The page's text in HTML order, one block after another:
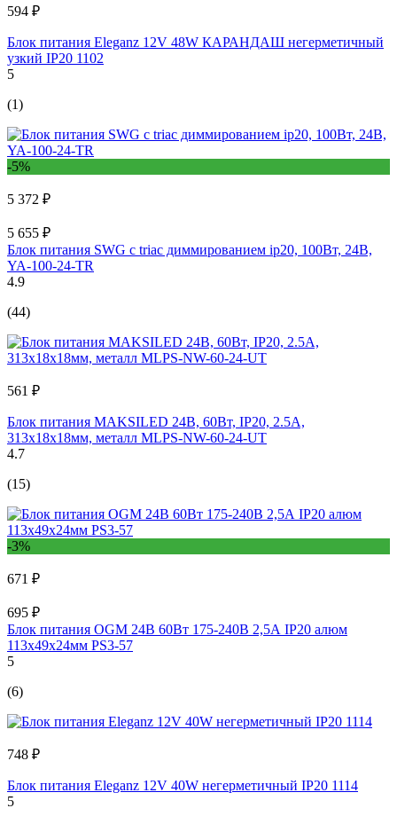
594 ₽
Блок питания Eleganz 12V 48W КАРАНДАШ негерметичный
узкий IP20 1102
5
(1)
-5%
5 372 ₽
5 655 ₽
Блок питания SWG с triac диммированием ip20, 100Вт, 24В,
YA-100-24-TR
4.9
(44)
561 ₽
Блок питания MAKSILED 24В, 60Вт, IP20, 2.5A,
313x18x18мм, металл MLPS-NW-60-24-UT
4.7
(15)
-3%
671 ₽
695 ₽
Блок питания OGM 24В 60Вт 175-240В 2,5А IP20 алюм
113х49х24мм PS3-57
5
(6)
748 ₽
Блок питания Eleganz 12V 40W негерметичный IP20 1114
5